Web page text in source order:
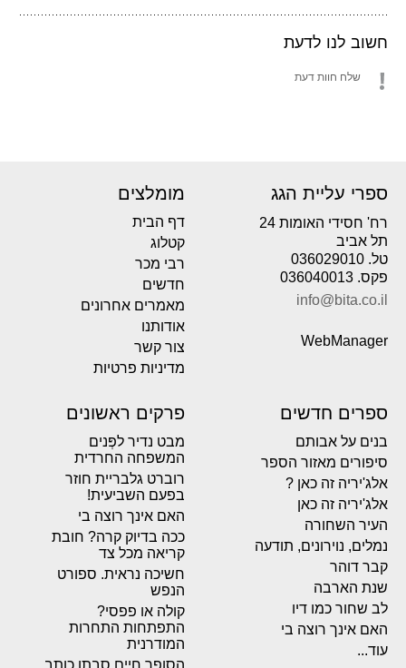
חשוב לנו לדעת
שלח חוות דעת
ספרי עליית הגג
רח' חסידי האומות 24
תל אביב
טל. 036029010
פקס. 036040013
info@bita.co.il
WebManager
מומלצים
דף הבית
קטלוג
רבי מכר
חדשים
מאמרים אחרונים
אודותנו
צור קשר
מדיניות פרטיות
ספרים חדשים
בנים על אבותם
סיפורים מאזור הספר
אלג'יריה זה כאן ?
אלג'יריה זה כאן
העיר השחורה
נמלים, נוירונים, תודעה
קבר דוהר
שנת הארבה
לב שחור כמו דיו
האם אינך רוצה בי
עוד...
פרקים ראשונים
מבט נדיר לפְּנים
המשפחה החרדית
רוברט גלבריית חוזר
בפעם השביעית!
האם אינך רוצה בי
ככה בדיוק קרה? חובת
קריאה מכל צד
חשיכה נראית. ספורט
הנפש
קולה או פפסי?
התפתחות התחרות
המודרנית
הסופר חיים סבתו כותב